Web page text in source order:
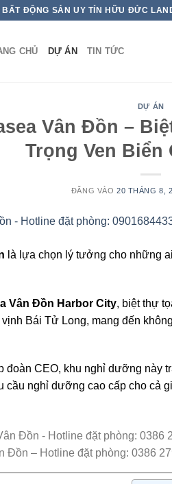
ĐỘNG SẢN UY TÍN HỮU ĐỨC
CHỦ DỰ ÁN TIN TỨC
DỰ ÁN
Vân Đồn –
Trọng Ven Biển
ĐĂNG VÀO 20 THÁNG 8,
là lựa chọn lý tưởng cho những
Vân Đồn Harbor City, biệt thự
Bái Tử Long, mang đến
CEO, khu nghỉ dưỡng này
cầu nghỉ dưỡng cao cấp cho cả
Đồn – Hotline đặt phòng: 0386